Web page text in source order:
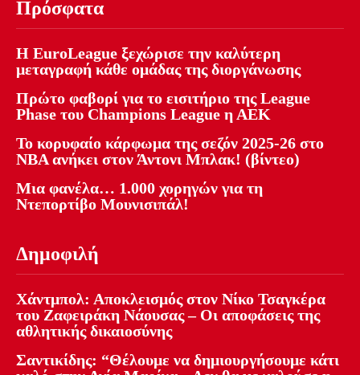
Πρόσφατα
Η EuroLeague ξεχώρισε την καλύτερη
μεταγραφή κάθε ομάδας της διοργάνωσης
Πρώτο φαβορί για το εισιτήριο της League
Phase του Champions League η ΑΕΚ
Το κορυφαίο κάρφωμα της σεζόν 2025-26 στο
NBA ανήκει στον Άντονι Μπλακ! (βίντεο)
Μια φανέλα… 1.000 χορηγών για τη
Ντεπορτίβο Μουνισιπάλ!
Δημοφιλή
Χάντμπολ: Αποκλεισμός στον Νίκο Τσαγκέρα
του Ζαφειράκη Νάουσας – Οι αποφάσεις της
αθλητικής δικαιοσύνης
Σαντικίδης: “Θέλουμε να δημιουργήσουμε κάτι